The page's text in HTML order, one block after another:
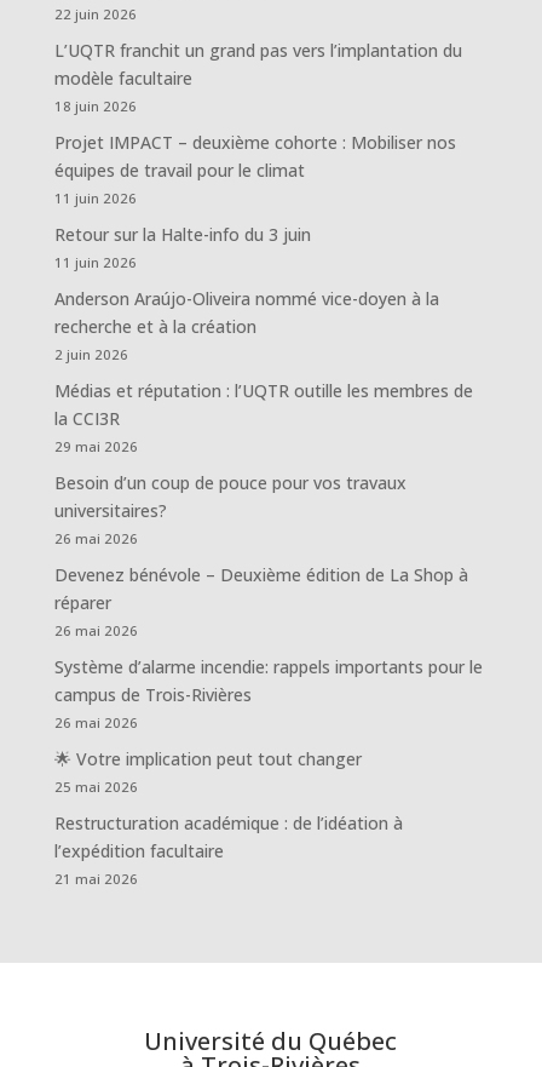
22 juin 2026
L’UQTR franchit un grand pas vers l’implantation du
modèle facultaire
18 juin 2026
Projet IMPACT – deuxième cohorte : Mobiliser nos
équipes de travail pour le climat
11 juin 2026
Retour sur la Halte-info du 3 juin
11 juin 2026
Anderson Araújo-Oliveira nommé vice-doyen à la
recherche et à la création
2 juin 2026
Médias et réputation : l’UQTR outille les membres de
la CCI3R
29 mai 2026
Besoin d’un coup de pouce pour vos travaux
universitaires?
26 mai 2026
Devenez bénévole – Deuxième édition de La Shop à
réparer
26 mai 2026
Système d’alarme incendie: rappels importants pour le
campus de Trois-Rivières
26 mai 2026
🌟 Votre implication peut tout changer
25 mai 2026
Restructuration académique : de l’idéation à
l’expédition facultaire
21 mai 2026
Université du Québec